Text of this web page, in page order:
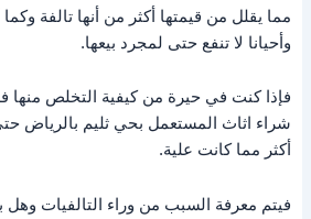
مما يقلل من قيمتها أكثر من أنها تالفة
وأحيانا لا تنفع حتى لمجرد بيعها.
فإذا كنت في حيرة من كيفية التخلص منها
شراء اثاث المستعمل بحي ثليم بالرياض
أكثر مما كانت علية.
فيتم معرفة السبب من وراء التالفيات وهل